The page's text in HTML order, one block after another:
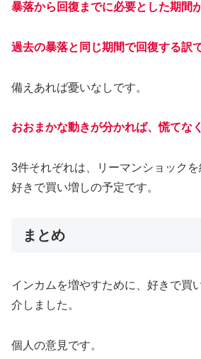
暴落から回復までに必要とした期間
過去の暴落と同じ期間で回復する訳
備えあれば憂いなしです。
おおまかな動きが分かれば、慌てな
3件それぞれは、リーマンショックを
好きで買い増しの予定です。
まとめ
インカムを増やすために、好きで買
介しました。
個人の意見です。